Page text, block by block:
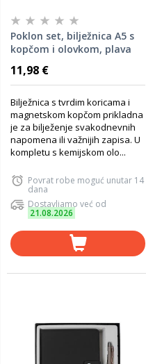
Poklon set, bilježnica A5 s
kopčom i olovkom, plava
11,98 €
Bilježnica s tvrdim koricama i
magnetskom kopčom prikladna
je za bilježenje svakodnevnih
napomena ili važnijih zapisa. U
kompletu s kemijskom olo...
Povrat robe moguć unutar 14
dana
Dostavljamo već od
21.08.2026